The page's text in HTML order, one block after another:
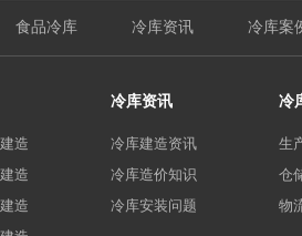
食品冷库 冷库资讯 冷库案
造
造
造
冷库资讯
冷库建造资讯
冷库造价知识
冷库安装问题
冷
生
仓
物